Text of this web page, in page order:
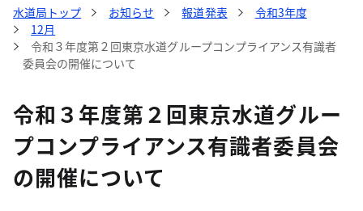
水道局トップ お知らせ 報道発表
令和3年度
12月
令和３年度第２回東京水道グループコンプライアンス有識者
委員会の開催について
令和３年度第２回東京水道グルー
プコンプライアンス有識者委員会
の開催について